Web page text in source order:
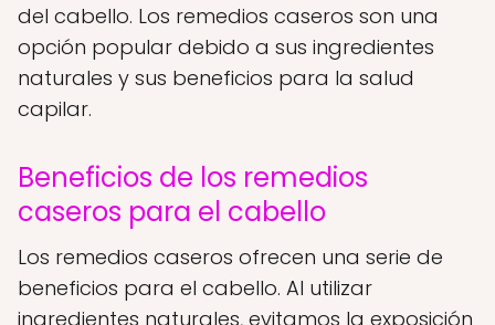
del cabello. Los remedios caseros son una
opción popular debido a sus ingredientes
naturales y sus beneficios para la salud
capilar.
Beneficios de los remedios
caseros para el cabello
Los remedios caseros ofrecen una serie de
beneficios para el cabello. Al utilizar
ingredientes naturales, evitamos la exposición